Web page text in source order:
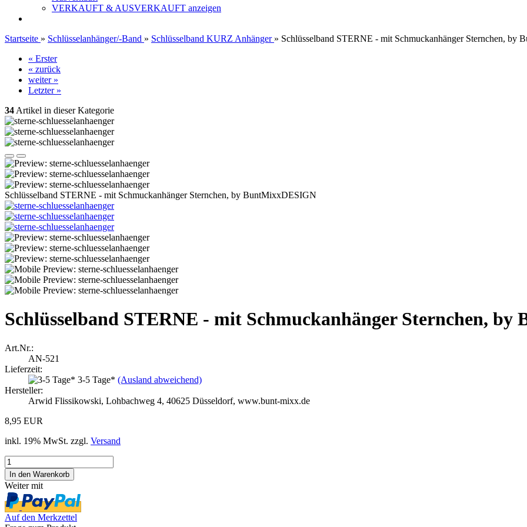
VERKAUFT & AUSVERKAUFT anzeigen
Startseite » Schlüsselanhänger/-Band » Schlüsselband KURZ Anhänger » Schlüsselband STERNE - mit Schmuckanhänger Sternchen, by
« Erster
« zurück
weiter »
Letzter »
34 Artikel in dieser Kategorie
Schlüsselband STERNE - mit Schmuckanhänger Sternchen, by BuntMixxDESIGN
Schlüsselband STERNE - mit Schmuckanhänger Sternchen,
Art.Nr.:
AN-521
Lieferzeit:
3-5 Tage* (Ausland abweichend)
Hersteller:
Arwid Flissikowski, Lohbachweg 4, 40625 Düsseldorf, www.bunt-mixx.de
8,95 EUR
inkl. 19% MwSt. zzgl. Versand
Weiter mit
Auf den Merkzettel